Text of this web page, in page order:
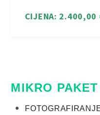
CIJENA: 2.400,00
MIKRO PAKET